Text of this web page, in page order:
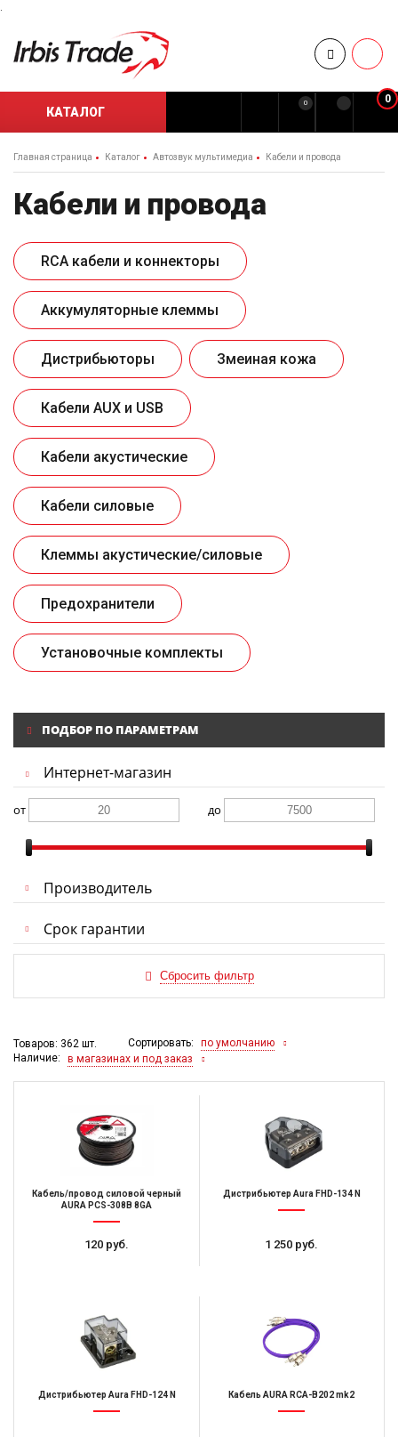
.
КАТАЛОГ
0 0
Главная страница Каталог Автозвук мультимедиа Кабели и провода
Кабели и провода
RCA кабели и коннекторы
Аккумуляторные клеммы
Дистрибьюторы Змеиная кожа
Кабели AUX и USB
Кабели акустические
Кабели силовые
Клеммы акустические/силовые
Предохранители
Установочные комплекты
ПОДБОР ПО ПАРАМЕТРАМ
Интернет-магазин
от до
Производитель
Срок гарантии
Товаров: 362 шт. Сортировать:
по умолчанию
Наличие:
в магазинах и под заказ
Кабель/провод силовой черный
AURA PCS-308B 8GA
120 руб.
Дистрибьютер Aura FHD-134 N
1 250 руб.
Дистрибьютер Aura FHD-124 N Кабель AURA RCA-B202 mk2